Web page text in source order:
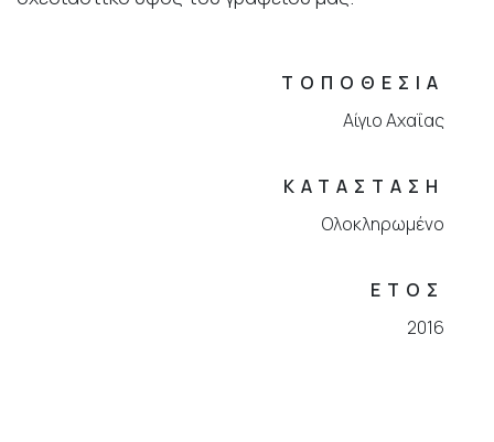
ΤΟΠΟΘΕΣΙΑ
Αίγιο Αχαΐας
ΚΑΤΑΣΤΑΣΗ
Ολοκληρωμένο
ΕΤΟΣ
2016